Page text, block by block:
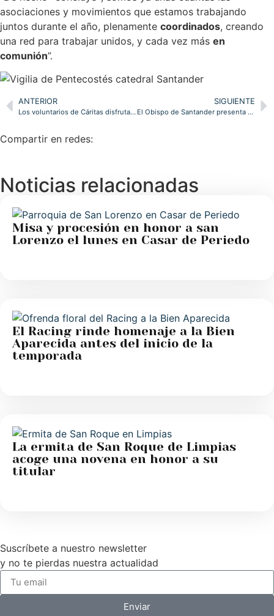
asociaciones y movimientos que estamos trabajando
juntos durante el año, plenamente coordinados, creando
una red para trabajar unidos, y cada vez más en
comunión”.
ANTERIOR
Los voluntarios de Cáritas disfrutan de una jornada de convivencia centrada en la escucha
SIGUIENTE
El Obispo de Santander presenta el lema del Año Jubilar Lebaniego 2028, ‘Como yo os he amado’
Compartir en redes:
Noticias relacionadas
Misa y procesión en honor a san
Lorenzo el lunes en Casar de Periedo
El Racing rinde homenaje a la Bien
Aparecida antes del inicio de la
temporada
La ermita de San Roque de Limpias
acoge una novena en honor a su
titular
Suscríbete a nuestro newsletter
y no te pierdas nuestra actualidad
Enviar